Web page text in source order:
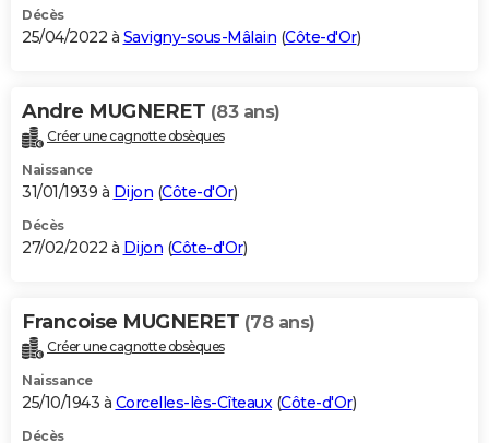
Décès
25/04/2022 à Savigny-sous-Mâlain (Côte-d'Or)
Andre MUGNERET (83 ans)
Créer une cagnotte obsèques
Naissance
31/01/1939 à Dijon (Côte-d'Or)
Décès
27/02/2022 à Dijon (Côte-d'Or)
Francoise MUGNERET (78 ans)
Créer une cagnotte obsèques
Naissance
25/10/1943 à Corcelles-lès-Cîteaux(Côte-d'Or)
Décès